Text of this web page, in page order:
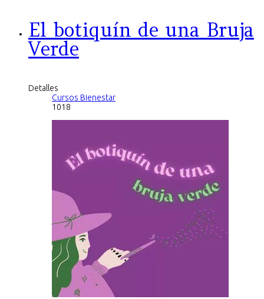
El botiquín de una Bruja
Verde
Detalles
Cursos Bienestar
1018